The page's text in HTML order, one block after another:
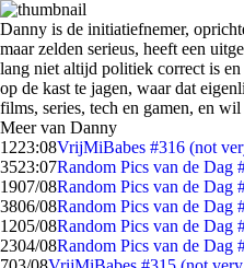
Danny is de initiatiefnemer,
maar zelden serieus, heeft een
lang niet altijd politiek correct is en
op de kast te jagen, waar dat
films, series, tech en gamen, en
Meer van Danny
1223:08VrijMiBabes #316 (not
3523:07Random Pics van de Dag
1907/08Random Pics van de Dag
3806/08Random Pics van de Dag
1205/08Random Pics van de Dag
2304/08Random Pics van de Dag